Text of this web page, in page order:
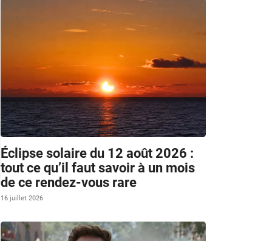
Éclipse solaire du 12 août 2026 :
tout ce qu’il faut savoir à un mois
de ce rendez-vous rare
16 juillet 2026